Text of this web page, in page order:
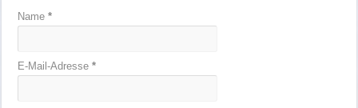
Name*
E-Mail-Adresse*